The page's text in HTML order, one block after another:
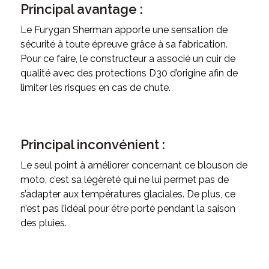
Principal avantage :
Le Furygan Sherman apporte une sensation de
sécurité à toute épreuve grâce à sa fabrication.
Pour ce faire, le constructeur a associé un cuir de
qualité avec des protections D30 d’origine afin de
limiter les risques en cas de chute.
Principal inconvénient :
Le seul point à améliorer concernant ce blouson de
moto, c’est sa légèreté qui ne lui permet pas de
s’adapter aux températures glaciales. De plus, ce
n’est pas l’idéal pour être porté pendant la saison
des pluies.